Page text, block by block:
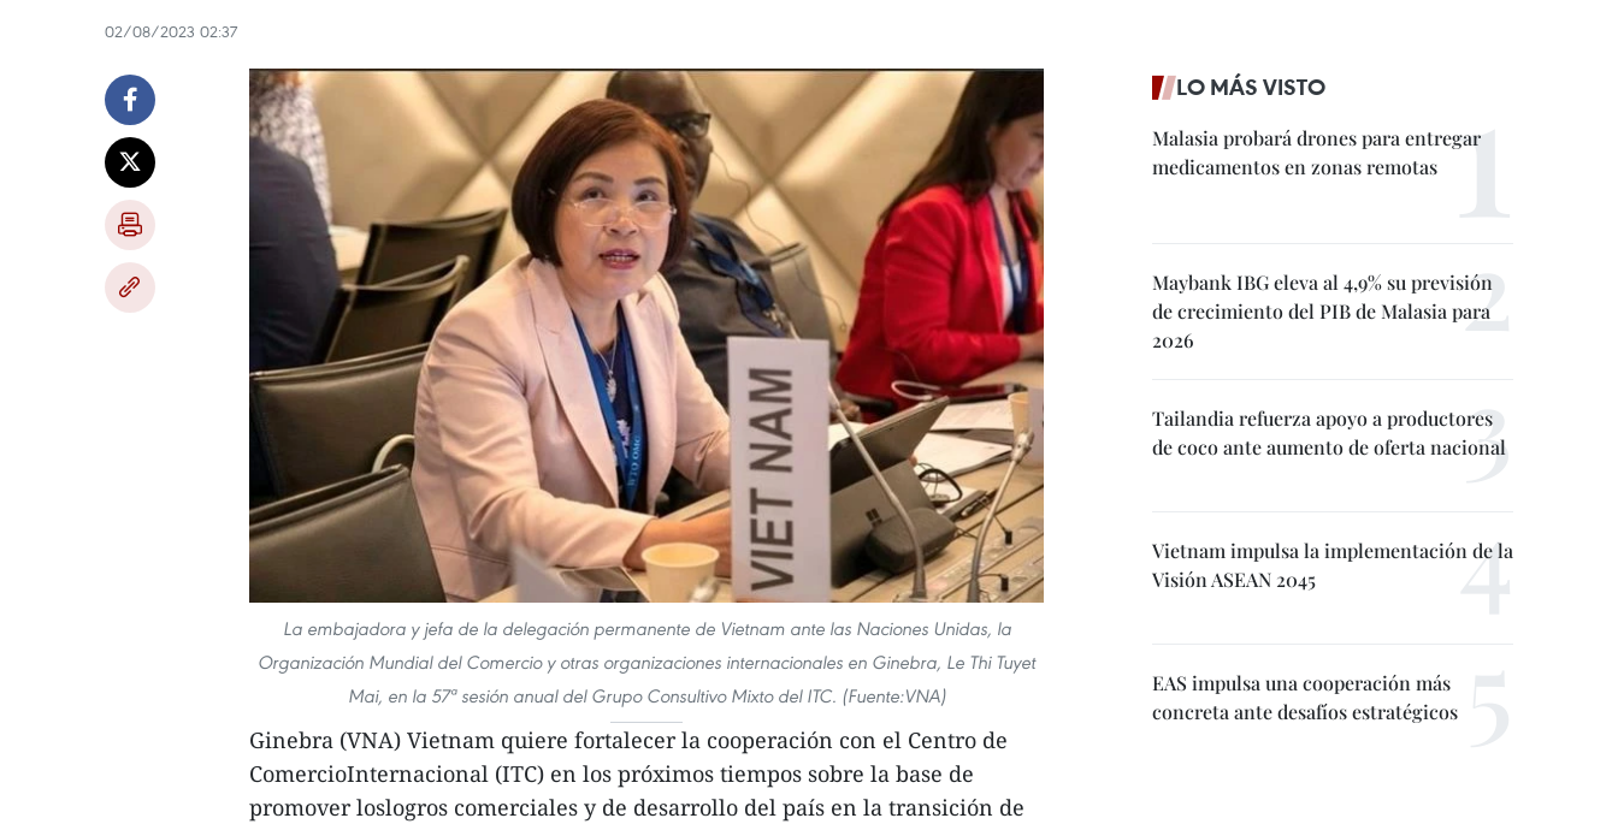
02/08/2023 02:37
La embajadora y jefa de la delegación permanente de Vietnam ante las Naciones Unidas, la
Organización Mundial del Comercio y otras organizaciones internacionales en Ginebra, Le Thi Tuyet
Mai, en la 57ª sesión anual del Grupo Consultivo Mixto del ITC. (Fuente:VNA)
Ginebra (VNA) Vietnam quiere fortalecer la cooperación con el Centro de
ComercioInternacional (ITC) en los próximos tiempos sobre la base de
promover loslogros comerciales y de desarrollo del país en la transición de
LO MÁS VISTO
Malasia probará drones para entregar
medicamentos en zonas remotas
Maybank IBG eleva al 4,9% su previsión
de crecimiento del PIB de Malasia para
2026
Tailandia refuerza apoyo a productores
de coco ante aumento de oferta nacional
Vietnam impulsa la implementación de la
Visión ASEAN 2045
EAS impulsa una cooperación más
concreta ante desafíos estratégicos